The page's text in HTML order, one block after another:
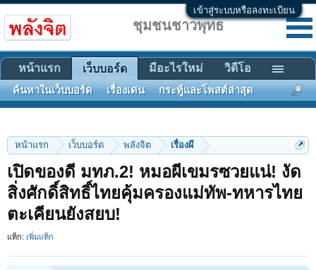
เข้าสู่ระบบหรือลงทะเบียน
หน้าแรก เว็บบอร์ด พลังจิต เรื่องผี
เปิดของดี มทภ.2! หมอผีเขมรซวยแน่! งัด
สิ่งศักดิ์สิทธิ์ไทยคุ้มครองแม่ทัพ-ทหารไทย
ตะเคียนยังสยบ!
แท็ก: เพิ่มแท็ก
ชุมชนชาวพุทธ
หน้าแรก เว็บบอร์ด
ค้นหาในเว็บบอร์ด เรื่องเด่น กระทู้และโพสต์ล่าสุด
มีอะไรใหม่ วิดีโอ